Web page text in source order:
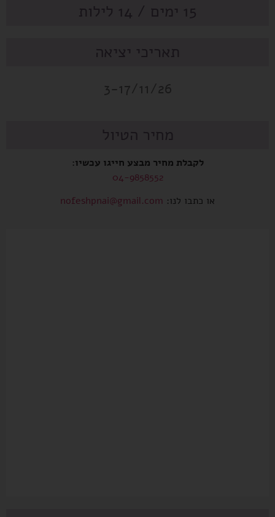
15 ימים / 14 לילות
תאריכי יציאה
3-17/11/26
מחיר הטיול
לקבלת מחיר מבצע חייגו עכשיו:
04-9858552
או כתבו לנו: nofeshpnai@gmail.com